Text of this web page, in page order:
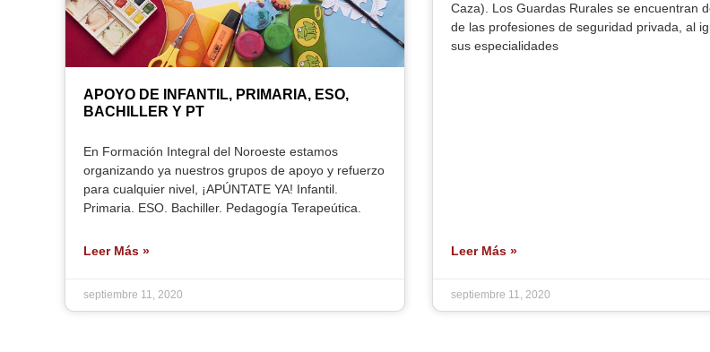
APOYO DE INFANTIL, PRIMARIA, ESO,
BACHILLER Y PT
En Formación Integral del Noroeste estamos
organizando ya nuestros grupos de apoyo y refuerzo
para cualquier nivel, ¡APÚNTATE YA! Infantil.
Primaria. ESO. Bachiller. Pedagogía Terapeútica.
Leer Más »
septiembre 11, 2020
Caza). Los Guardas Rurales se encuentran
de las profesiones de seguridad privada, al
sus especialidades
Leer Más »
septiembre 11, 2020